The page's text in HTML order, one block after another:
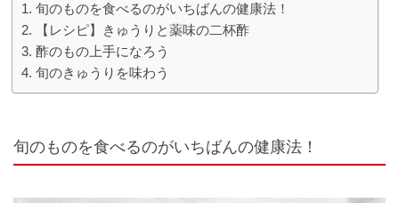
旬のものを食べるのがいちばんの健康法！
【レシピ】きゅうりと薬味の二杯酢
酢のもの上手になろう
旬のきゅうりを味わう
旬のものを食べるのがいちばんの健康法！